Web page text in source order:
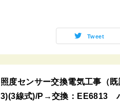
Tweet
照度センサー交換電気工事（
3)(3線式)/P→交換：EE6813